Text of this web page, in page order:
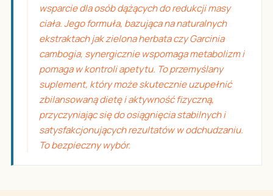
wsparcie dla osób dążących do redukcji masy
ciała. Jego formuła, bazująca na naturalnych
ekstraktach jak zielona herbata czy Garcinia
cambogia, synergicznie wspomaga metabolizm i
pomaga w kontroli apetytu. To przemyślany
suplement, który może skutecznie uzupełnić
zbilansowaną dietę i aktywność fizyczną,
przyczyniając się do osiągnięcia stabilnych i
satysfakcjonujących rezultatów w odchudzaniu.
To bezpieczny wybór.